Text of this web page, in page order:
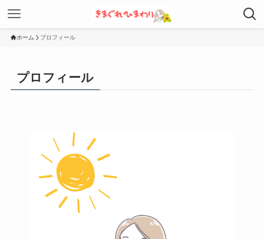
ホーム プロフィール
プロフィール